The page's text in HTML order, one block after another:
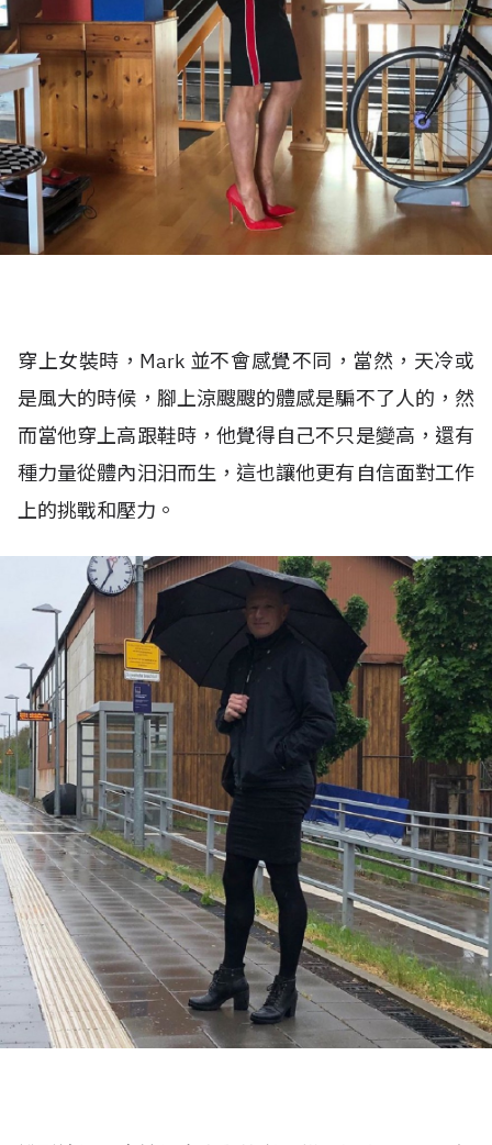
穿上女裝時，Mark 並不會感覺不同，當然，天冷或
是風大的時候，腳上涼颼颼的體感是騙不了人的，然
而當他穿上高跟鞋時，他覺得自己不只是變高，還有
種力量從體內汩汩而生，這也讓他更有自信面對工作
上的挑戰和壓力。